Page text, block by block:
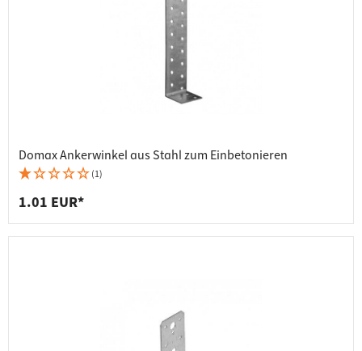
Domax Ankerwinkel aus Stahl zum Einbetonieren
(1)
1.01 EUR*